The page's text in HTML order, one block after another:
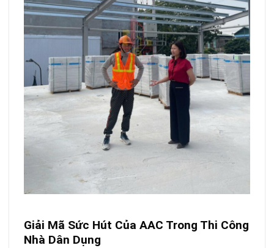
Giải Mã Sức Hút Của AAC Trong Thi Công
Nhà Dân Dụng